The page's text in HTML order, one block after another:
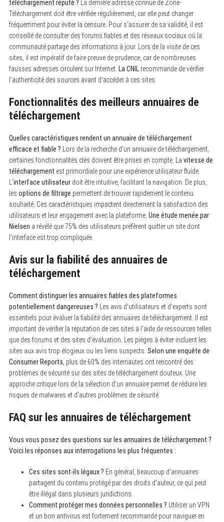
téléchargement réputé ? La dernière adresse connue de Zone-
Téléchargement doit être vérifiée régulièrement, car elle peut changer
fréquemment pour éviter la censure. Pour s’assurer de sa validité, il est
conseillé de consulter des forums fiables et des réseaux sociaux où la
communauté partage des informations à jour. Lors de la visite de ces
sites, il est impératif de faire preuve de prudence, car de nombreuses
fausses adresses circulent sur Internet. La CNILrecommande de vérifier
l’authenticité des sources avant d’accéder à ces sites.
Fonctionnalités des meilleurs annuaires de
téléchargement
Quelles caractéristiques rendent un annuaire de téléchargement
efficace et fiable ? Lors de la recherche d’un annuaire de téléchargement,
certaines fonctionnalités clés doivent être prises en compte. La vitesse de
téléchargement est primordiale pour une expérience utilisateur fluide.
L’interface utilisateurdoit être intuitive, facilitant la navigation. De plus,
les options de filtrage permettent de trouver rapidement le contenu
souhaité. Ces caractéristiques impactent directement la satisfaction des
utilisateurs et leur engagement avec la plateforme. Une étude menée par
Nielsen a révélé que 75% des utilisateurs préfèrent quitter un site dont
l’interface est trop compliquée.
Avis sur la fiabilité des annuaires de
téléchargement
Comment distinguer les annuaires fiables des plateformes
potentiellement dangereuses ? Les avis d’utilisateurs et d’experts sont
essentiels pour évaluer la fiabilité des annuaires de téléchargement. Il est
important de vérifier la réputation de ces sites à l’aide de ressources telles
que des forums et des sites d’évaluation. Les pièges à éviter incluent les
sites aux avis trop élogieux ou les liens suspects. Selon une enquête de
Consumer Reports , plus de 60% des internautes ont rencontré des
problèmes de sécurité sur des sites de téléchargement douteux. Une
approche critique lors de la sélection d’un annuaire permet de réduire les
risques de malwares et d’autres problèmes de sécurité.
FAQ sur les annuaires de téléchargement
Vous vous posez des questions sur les annuaires de téléchargement ?
Voici les réponses aux interrogations les plus fréquentes :
Ces sites sont-ils légaux ? En général, beaucoup d’annuaires
partagent du contenu protégé par des droits d’auteur, ce qui peut
être illégal dans plusieurs juridictions.
Comment protéger mes données personnelles ? Utiliser un VPN
et un bon antivirus est fortement recommandé pour naviguer en
o
r
: